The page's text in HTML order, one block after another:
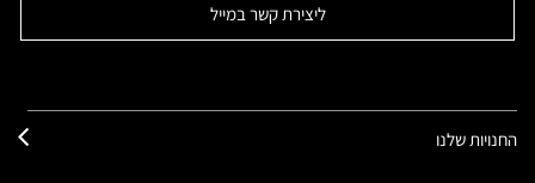
ליצירת קשר במייל
החנויות שלנו